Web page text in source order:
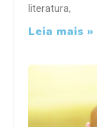
literatura,
Leia mais »